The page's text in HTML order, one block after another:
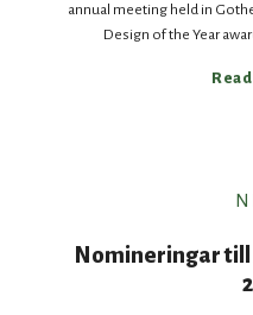
annual meeting held in
Design of the Year
Nomineringar